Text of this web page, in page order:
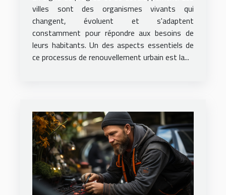
villes sont des organismes vivants qui
changent, évoluent et s'adaptent
constamment pour répondre aux besoins de
leurs habitants. Un des aspects essentiels de
ce processus de renouvellement urbain est la...